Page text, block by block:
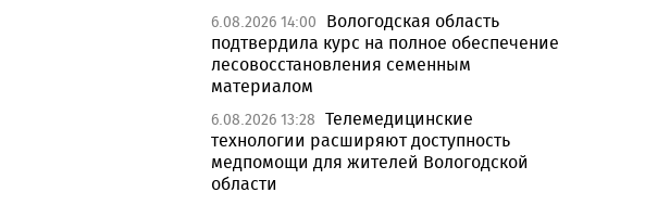
6.08.2026 14:00
Вологодская область
подтвердила курс на полное обеспечение
лесовосстановления семенным
материалом
6.08.2026 13:28 Телемедицинские
технологии расширяют доступность
медпомощи для жителей Вологодской
области